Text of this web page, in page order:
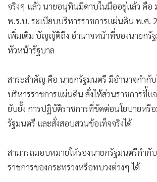
จริงๆ แล้ว นายอนุทินมีดาบในมืออยู่แล้ว คือ
พ.ร.บ. ระเบียบบริหารราชการแผ่นดิน พ.ศ.
เพิ่มเติม บัญญัติถึง อำนาจหน้าที่ของนายกรั
หัวหน้ารัฐบาล
สาระสำคัญ คือ นายกรัฐมนตรี มีอำนาจกำกับ
บริหารราชการแผ่นดิน สั่งให้ส่วนราชการชี้แ
ยับยั้ง การปฏิบัติราชการที่ขัดต่อนโยบายหรื
รัฐมนตรี และสั่งสอบสวนข้อเท็จจริงได้
สามารถมอบหมายให้รองนายกรัฐมนตรีกำกั
ราชการของกระทรวงหรือทบวงต่างๆ ได้